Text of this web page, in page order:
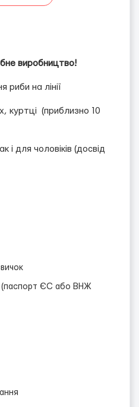
виробництво!
риби на лінії
куртці (приблизно 10
і для чоловіків (досвід
(паспорт ЄС або ВНЖ